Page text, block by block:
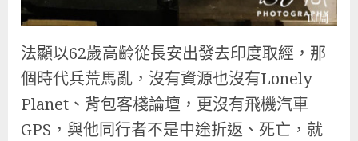
法顯以62歲高齡從長安出發去印度取經，那
個時代兵荒馬亂，沒有資源也沒有Lonely
Planet、背包客棧論壇，更沒有飛機汽車
GPS，與他同行者不是中途折返、死亡，就